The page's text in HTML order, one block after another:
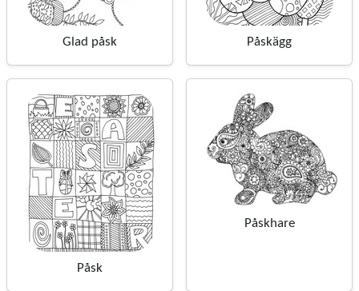
Glad påsk Påskägg
Påsk
Påskhare